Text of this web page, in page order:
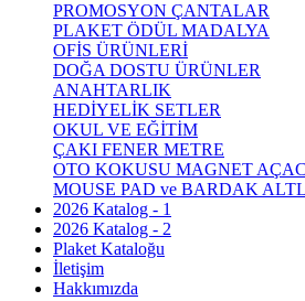
PROMOSYON ÇANTALAR
PLAKET ÖDÜL MADALYA
OFİS ÜRÜNLERİ
DOĞA DOSTU ÜRÜNLER
ANAHTARLIK
HEDİYELİK SETLER
OKUL VE EĞİTİM
ÇAKI FENER METRE
OTO KOKUSU MAGNET
MOUSE PAD ve BARDAK
2026 Katalog - 1
2026 Katalog - 2
Plaket Kataloğu
İletişim
Hakkımızda